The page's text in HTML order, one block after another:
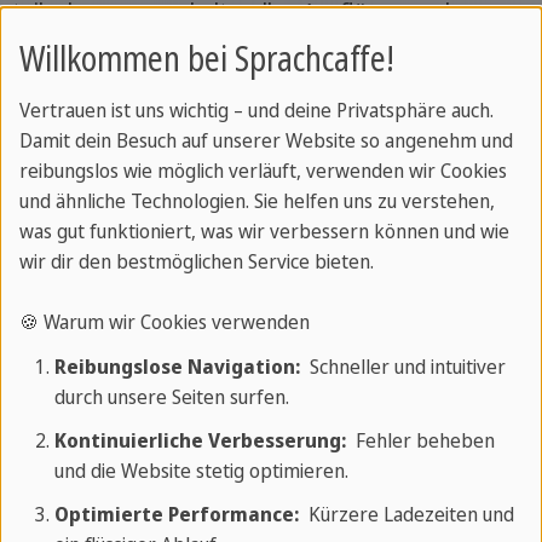
teilnehmen – von kulturellen Ausflügen und
kunsthistorischen Rundgängen bis hin zu
interaktiven sozialen Events, die den
Zusammenhalt stärken und internationale
Begegnungen fördern.
Willkommen bei Sprachcaffe!
Vertrauen ist uns wichtig – und deine Privatsphäre auch.
Damit dein Besuch auf unserer Website so angenehm und
reibungslos wie möglich verläuft, verwenden wir Cookies
und ähnliche Technologien. Sie helfen uns zu verstehen,
was gut funktioniert, was wir verbessern können und wie
wir dir den bestmöglichen Service bieten.
🍪 Warum wir Cookies verwenden
Reibungslose Navigation:Schneller und intuitiver
durch unsere Seiten surfen.
Kontinuierliche Verbesserung:Fehler beheben
und die Website stetig optimieren.
Optimierte Performance:Kürzere Ladezeiten und